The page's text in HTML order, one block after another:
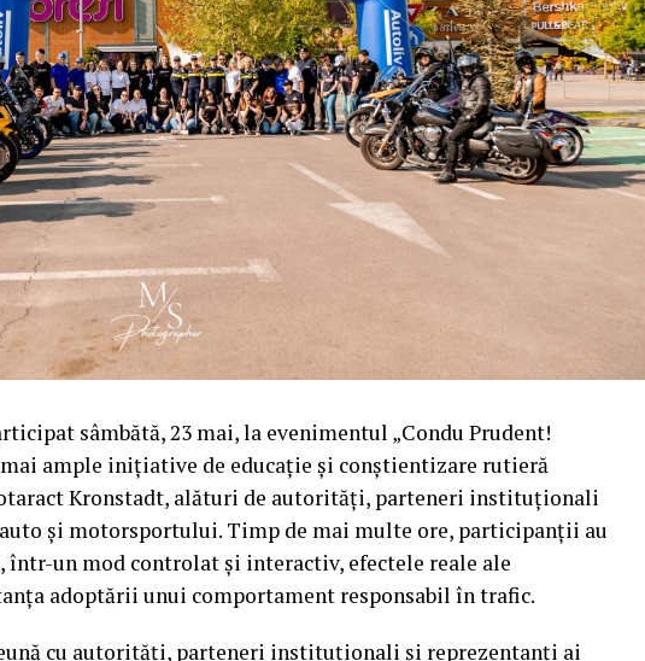
sâmbătă, 23 mai, la evenimentul „Condu Prudent!
ample inițiative de educație și conștientizare rutieră
Kronstadt, alături de autorități, parteneri instituționali
și motorsportului. Timp de mai multe ore, participanții au
într-un mod controlat și interactiv, efectele reale ale
adoptării unui comportament responsabil în trafic.
cu autorități, parteneri instituționali și reprezentanți ai